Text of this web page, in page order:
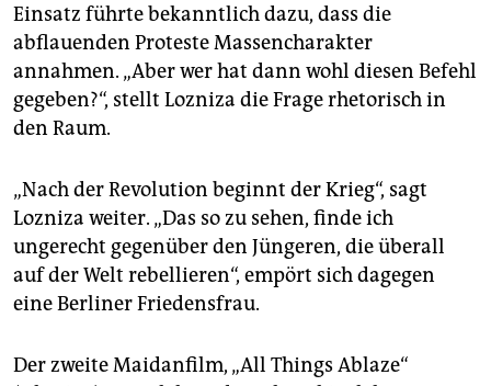
Einsatz führte bekanntlich dazu, dass die
abflauenden Proteste Massencharakter
annahmen. „Aber wer hat dann wohl diesen Befehl
gegeben?“, stellt Lozniza die Frage rhetorisch in
den Raum.
„Nach der Revolution beginnt der Krieg“, sagt
Lozniza weiter. „Das so zu sehen, finde ich
ungerecht gegenüber den Jüngeren, die überall
auf der Welt rebellieren“, empört sich dagegen
eine Berliner Friedensfrau.
Der zweite Maidanfilm, „All Things Ablaze“